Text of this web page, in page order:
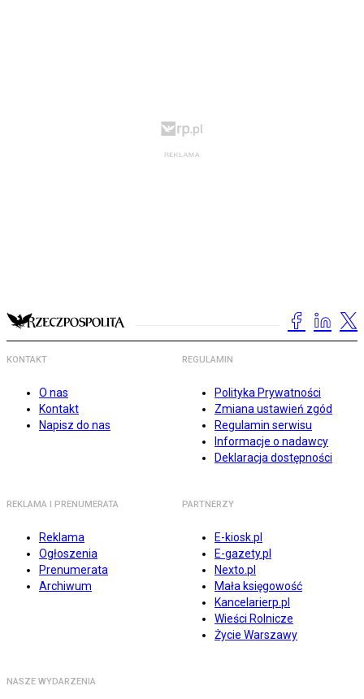
KONTAKT
O nas
Kontakt
Napisz do nas
REGULAMIN
Polityka Prywatności
Zmiana ustawień zgód
Regulamin serwisu
Informacje o nadawcy
Deklaracja dostępności
REKLAMA I PRENUMERATA
Reklama
Ogłoszenia
Prenumerata
Archiwum
PARTNERZY
E-kiosk.pl
E-gazety.pl
Nexto.pl
Mała księgowość
Kancelarierp.pl
Wieści Rolnicze
Życie Warszawy
NASZE WYDARZENIA